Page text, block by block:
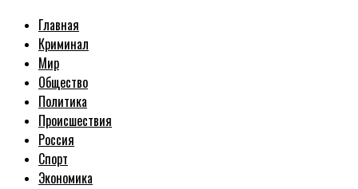
Главная
Криминал
Мир
Общество
Политика
Происшествия
Россия
Спорт
Экономика